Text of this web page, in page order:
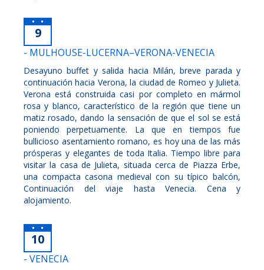
9
- MULHOUSE-LUCERNA–VERONA-VENECIA
Desayuno buffet y salida hacia Milán, breve parada y
continuación hacia Verona, la ciudad de Romeo y Julieta.
Verona está construida casi por completo en mármol
rosa y blanco, característico de la región que tiene un
matiz rosado, dando la sensación de que el sol se está
poniendo perpetuamente. La que en tiempos fue
bullicioso asentamiento romano, es hoy una de las más
prósperas y elegantes de toda Italia. Tiempo libre para
visitar la casa de Julieta, situada cerca de Piazza Erbe,
una compacta casona medieval con su típico balcón,
Continuación del viaje hasta Venecia. Cena y
alojamiento.
10
- VENECIA